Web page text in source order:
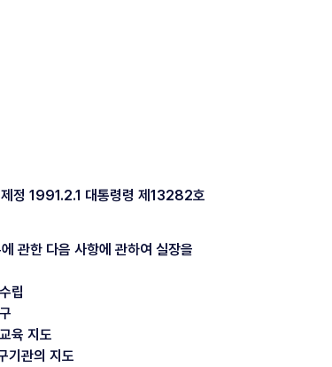
정 1991.2.1 대통령령 제13282호
관한 다음 사항에 관하여 실장을
립
육 지도
기관의 지도